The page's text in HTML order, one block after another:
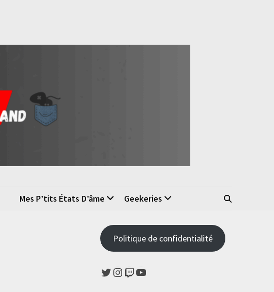
Mes P’tits États D’âme Geekeries
Politique de confidentialité
Twitter
Instagram
TwitchYouTube